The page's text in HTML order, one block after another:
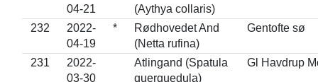
04-21
(Aythya collaris)
232
2022-
04-19
*
Rødhovedet And
(Netta rufina)
Gentofte sø
231
2022-
03-30
Atlingand (Spatula
querquedula)
Gl Havdrup